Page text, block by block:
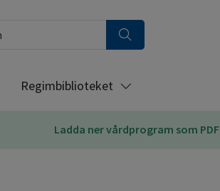
Regimbiblioteket
Ladda ner vårdprogram som PDF